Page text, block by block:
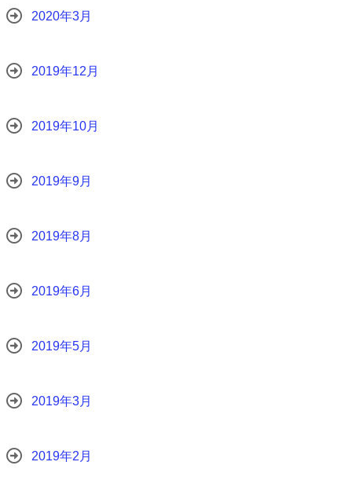
2020年3月
2019年12月
2019年10月
2019年9月
2019年8月
2019年6月
2019年5月
2019年3月
2019年2月